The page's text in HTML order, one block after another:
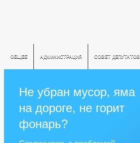
ОБЩЕЕ АДМИНИСТРАЦИЯ СОВЕТ ДЕПУТАТОВ
Не убран мусор, яма
на дороге, не горит
фонарь?